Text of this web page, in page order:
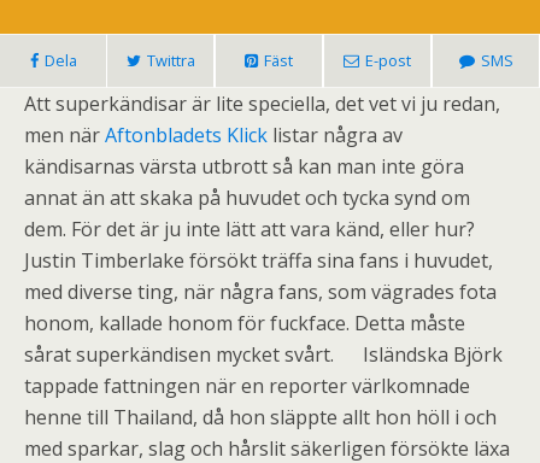
Dela Twittra Fäst E-post SMS
Att superkändisar är lite speciella, det vet vi ju redan,
men närAftonbladets Klick listar några av
kändisarnas värsta utbrott så kan man inte göra
annat än att skaka på huvudet och tycka synd om
dem. För det är ju inte lätt att vara känd, eller hur?
Justin Timberlake försökt träffa sina fans i huvudet,
med diverse ting, när några fans, som vägrades fota
honom, kallade honom för fuckface. Detta måste
sårat superkändisen mycket svårt. Isländska Björk
tappade fattningen när en reporter värlkomnade
henne till Thailand, då hon släppte allt hon höll i och
med sparkar, slag och hårslit säkerligen försökte läxa